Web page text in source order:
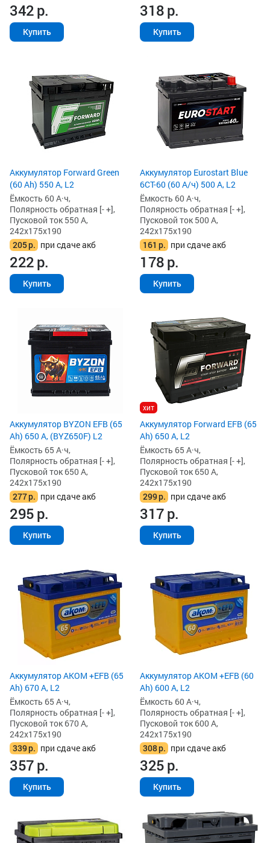
342р.
Купить
318р.
Купить
Аккумулятор Forward Green
(60 Ah) 550 А, L2
Ёмкость 60 А·ч,
Полярность обратная [- +],
Пусковой ток 550 А,
242x175x190
205р. при сдаче акб
222р.
Купить
Аккумулятор Eurostart Blue
6CT-60 (60 А/ч) 500 А, L2
Ёмкость 60 А·ч,
Полярность обратная [- +],
Пусковой ток 500 А,
242x175x190
161 р. при сдаче акб
178р.
Купить
Аккумулятор BYZON EFB (65
Ah) 650 А, (BYZ650F) L2
Ёмкость 65 А·ч,
Полярность обратная [- +],
Пусковой ток 650 А,
242x175x190
277р. при сдаче акб
295р.
Купить
хит
Аккумулятор Forward EFB (65
Ah) 650 А, L2
Ёмкость 65 А·ч,
Полярность обратная [- +],
Пусковой ток 650 А,
242x175x190
299р. при сдаче акб
317р.
Купить
Аккумулятор AKOM +EFB (65
Ah) 670 А, L2
Ёмкость 65 А·ч,
Полярность обратная [- +],
Пусковой ток 670 А,
242x175x190
339р. при сдаче акб
357р.
Купить
Аккумулятор AKOM +EFB (60
Ah) 600 А, L2
Ёмкость 60 А·ч,
Полярность обратная [- +],
Пусковой ток 600 А,
242x175x190
308р. при сдаче акб
325р.
Купить